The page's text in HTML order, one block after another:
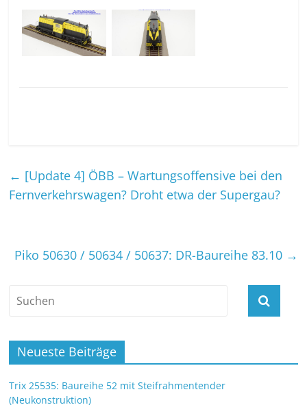
← [Update 4] ÖBB – Wartungsoffensive bei den
Fernverkehrswagen? Droht etwa der Supergau?
Piko 50630 / 50634 / 50637: DR-Baureihe 83.10 →
Neueste Beiträge
Trix 25535: Baureihe 52 mit Steifrahmentender
(Neukonstruktion)